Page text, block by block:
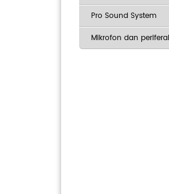
Pro Sound System
Mikrofon dan periferal